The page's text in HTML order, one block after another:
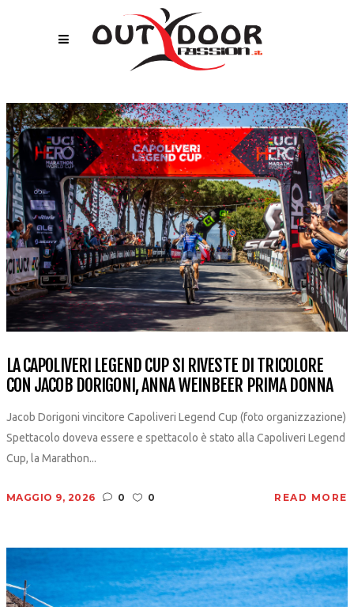
LA CAPOLIVERI LEGEND CUP SI RIVESTE DI TRICOLORE
CON JACOB DORIGONI, ANNA WEINBEER PRIMA DONNA
Jacob Dorigoni vincitore Capoliveri Legend Cup (foto organizzazione)
Spettacolo doveva essere e spettacolo è stato alla Capoliveri Legend
Cup, la Marathon...
MAGGIO 9, 2026 0 0 READ MORE